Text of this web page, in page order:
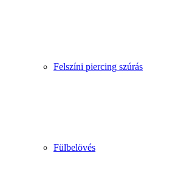
Felszíni piercing szúrás
Fülbelövés